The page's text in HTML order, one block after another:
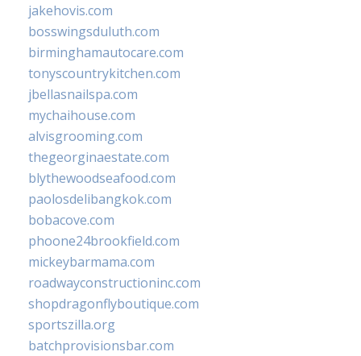
jakehovis.com
bosswingsduluth.com
birminghamautocare.com
tonyscountrykitchen.com
jbellasnailspa.com
mychaihouse.com
alvisgrooming.com
thegeorginaestate.com
blythewoodseafood.com
paolosdelibangkok.com
bobacove.com
phoone24brookfield.com
mickeybarmama.com
roadwayconstructioninc.com
shopdragonflyboutique.com
sportszilla.org
batchprovisionsbar.com